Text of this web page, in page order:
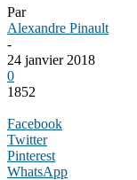
Par
Alexandre Pinault
-
24 janvier 2018
0
1852
Facebook
Twitter
Pinterest
WhatsApp